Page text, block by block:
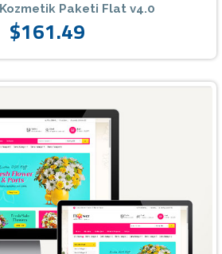
Paketi Flat v4.0
$161.49